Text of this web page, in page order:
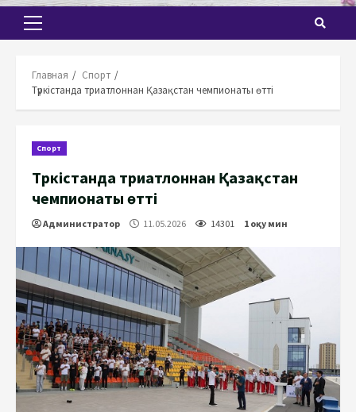
Основное
Главная
Спорт
Түркістанда триатлоннан Қазақстан чемпионаты өтті
Спорт
Түркістанда триатлоннан Қазақстан
чемпионаты өтті
Администратор 11.05.2026 14301 1 оқу мин